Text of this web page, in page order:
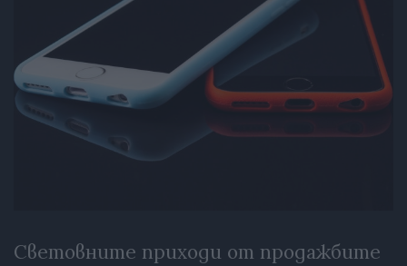
Световните приходи от продажбите